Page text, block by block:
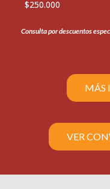
$250.000
Consulta por descuentos
MÁS
VER